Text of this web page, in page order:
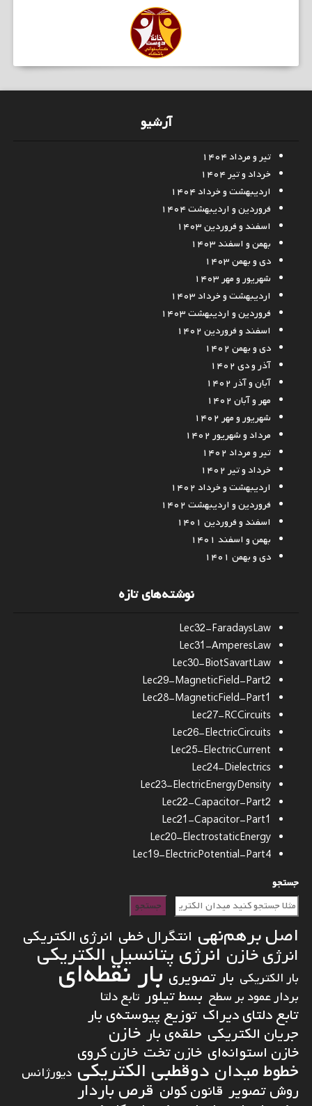
آرشیو
تیر و مرداد ۱۴۰۴
خرداد و تیر ۱۴۰۴
اردیبهشت و خرداد ۱۴۰۴
فروردین و اردیبهشت ۱۴۰۴
اسفند و فروردین ۱۴۰۳
بهمن و اسفند ۱۴۰۳
دی و بهمن ۱۴۰۳
شهریور و مهر ۱۴۰۳
اردیبهشت و خرداد ۱۴۰۳
فروردین و اردیبهشت ۱۴۰۳
اسفند و فروردین ۱۴۰۲
دی و بهمن ۱۴۰۲
آذر و دی ۱۴۰۲
آبان و آذر ۱۴۰۲
مهر و آبان ۱۴۰۲
شهریور و مهر ۱۴۰۲
مرداد و شهریور ۱۴۰۲
تیر و مرداد ۱۴۰۲
خرداد و تیر ۱۴۰۲
اردیبهشت و خرداد ۱۴۰۲
فروردین و اردیبهشت ۱۴۰۲
اسفند و فروردین ۱۴۰۱
بهمن و اسفند ۱۴۰۱
دی و بهمن ۱۴۰۱
نوشته‌های تازه
Lec32-FaradaysLaw
Lec31-AmperesLaw
Lec30-BiotSavartLaw
Lec29-MagneticField-Part2
Lec28-MagneticField-Part1
Lec27-RCCircuits
Lec26-ElectricCircuits
Lec25-ElectricCurrent
Lec24-Dielectrics
Lec23-ElectricEnergyDensity
Lec22-Capacitor-Part2
Lec21-Capacitor-Part1
Lec20-ElectrostaticEnergy
Lec19-ElectricPotential-Part4
جستجو
جستجو
اصل برهم‌نهی انتگرال خطی انرژی الکتریکی
انرژی خازن انرژی پتانسیل الکتریکی
بار الکتریکی بار تصویری بار نقطه‌ای
بردار عمود بر سطح بسط تیلور تابع دلتا
تابع دلتای دیراک توزیع پیوسته‌ی بار
جریان الکتریکی حلقه‌ی بار خازن
خازن استوانه‌ای خازن تخت خازن کروی
خطوط میدان دوقطبی الکتریکی دیورژانس
روش تصویر قانون کولن قرص باردار